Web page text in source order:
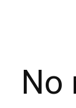
No